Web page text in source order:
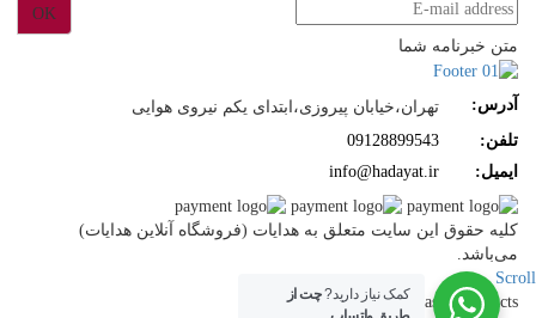
OK
متن خبرنامه شما
آدرس:
تهران،خیابان پیروزی،ابتدای یکم نیروی هوایی
تلفن:
09128899543
ایمیل:
info@hadayat.ir
کليه حقوق اين سايت متعلق به هدایات (فروشگاه آنلاین هدایات)
می‌باشد.
Scroll
کمک نیاز دارید?چت از
Select at least 2 products